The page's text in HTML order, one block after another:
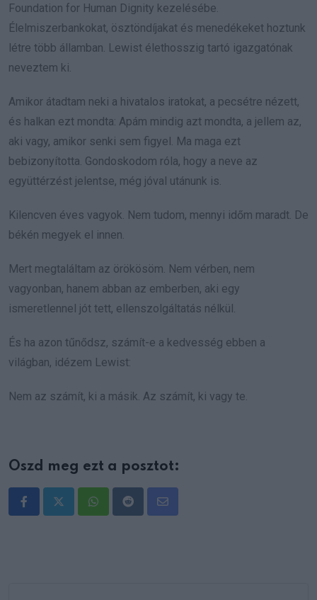
Foundation for Human Dignity kezelésébe.
Élelmiszerbankokat, ösztöndíjakat és menedékeket hoztunk
létre több államban. Lewist élethosszig tartó igazgatónak
neveztem ki.
Amikor átadtam neki a hivatalos iratokat, a pecsétre nézett,
és halkan ezt mondta: Apám mindig azt mondta, a jellem az,
aki vagy, amikor senki sem figyel. Ma maga ezt
bebizonyította. Gondoskodom róla, hogy a neve az
együttérzést jelentse, még jóval utánunk is.
Kilencven éves vagyok. Nem tudom, mennyi időm maradt. De
békén megyek el innen.
Mert megtaláltam az örökösöm. Nem vérben, nem
vagyonban, hanem abban az emberben, aki egy
ismeretlennel jót tett, ellenszolgáltatás nélkül.
És ha azon tűnődsz, számít-e a kedvesség ebben a
világban, idézem Lewist:
Nem az számít, ki a másik. Az számít, ki vagy te.
Oszd meg ezt a posztot:
WhatsappRedditShare